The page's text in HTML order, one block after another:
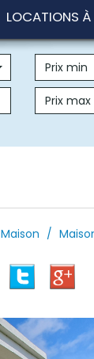
LOCATIONS À
Maison